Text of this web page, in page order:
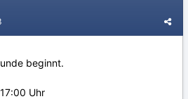
beginnt.
Uhr